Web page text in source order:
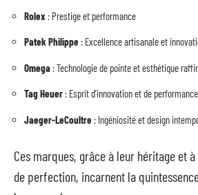
Rolex : Prestige et performance
Patek Philippe : Excellence artisanale et
Omega : Technologie de pointe et esthétique
Tag Heuer : Esprit d’innovation et de performance
Jaeger-LeCoultre : Ingéniosité et design
Ces marques, grâce à leur héritage et
de perfection, incarnent la